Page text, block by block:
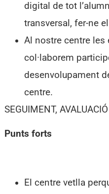
digital de tot
transversal, fer-ne
Al nostre centre les
col·laborem
desenvolupament
centre.
SEGUIMENT,
Punts forts
El centre vetlla